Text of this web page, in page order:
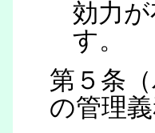
効力
す。
第５条
の管理